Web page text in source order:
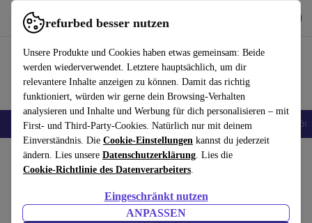
refurbed besser nutzen
Unsere Produkte und Cookies haben etwas gemeinsam: Beide
werden wiederverwendet. Letztere hauptsächlich, um dir
relevantere Inhalte anzeigen zu können. Damit das richtig
funktioniert, würden wir gerne dein Browsing-Verhalten
analysieren und Inhalte und Werbung für dich personalisieren – mit
First- und Third-Party-Cookies. Natürlich nur mit deinem
Einverständnis. Die Cookie-Einstellungen kannst du jederzeit
ändern. Lies unsere Datenschutzerklärung. Lies die
Cookie-Richtlinie des Datenverarbeiters.
Eingeschränkt nutzen
ANPASSEN
refurbed schnell und einfach nutzen
🎒 Back to school Handys Laptops Tablets Smartwatches Zubehör
Home Produkte Monitore
Dell UltraSharp UP3216Q | 31.5"
inkl. Standfuß | Schwarz